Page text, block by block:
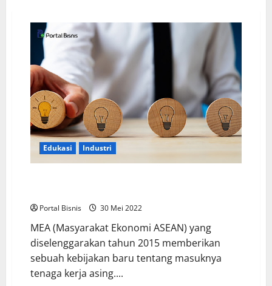
Edukasi Industri
Portal Bisnis 30 Mei 2022
MEA (Masyarakat Ekonomi ASEAN) yang
diselenggarakan tahun 2015 memberikan
sebuah kebijakan baru tentang masuknya
tenaga kerja asing....